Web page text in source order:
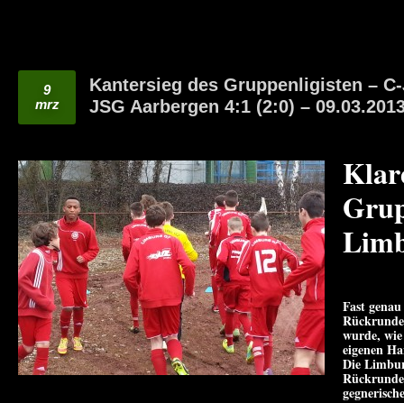
9
mrz
Kantersieg des Gruppenligisten –
JSG Aarbergen 4:1 (2:0) –
Fast
wurde,
eigenen
Die